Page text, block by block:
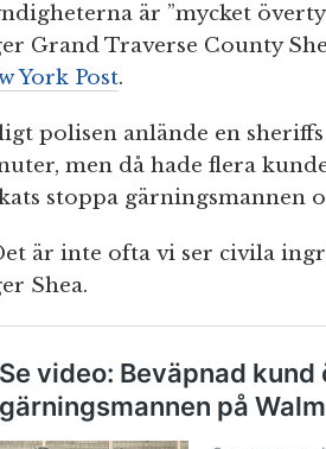
är ”mycket
Grand Traverse County
York Post.
polisen anlände en
men då hade flera
stoppa gärningsmannen
är inte ofta vi ser civila
Shea.